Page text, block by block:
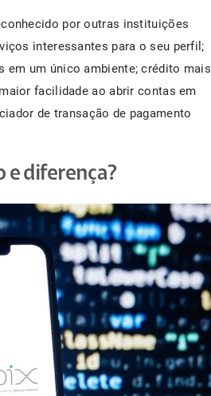
por outras instituições
interessantes para o seu perfil;
em um único ambiente; crédito mais
facilidade ao abrir contas em
de transação de pagamento
e diferença?